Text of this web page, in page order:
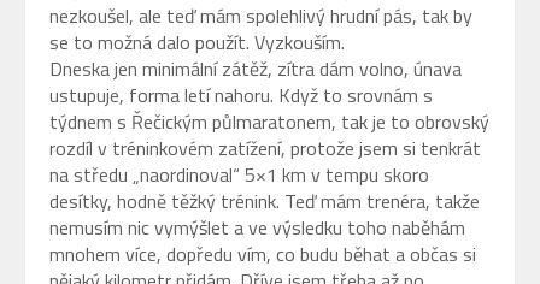
nezkoušel, ale teď mám spolehlivý hrudní pás, tak by
se to možná dalo použít. Vyzkouším.
Dneska jen minimální zátěž, zítra dám volno, únava
ustupuje, forma letí nahoru. Když to srovnám s
týdnem s Řečickým půlmaratonem, tak je to obrovský
rozdíl v tréninkovém zatížení, protože jsem si tenkrát
na středu „naordinoval“ 5×1 km v tempu skoro
desítky, hodně těžký trénink. Teď mám trenéra, takže
nemusím nic vymýšlet a ve výsledku toho naběhám
mnohem více, dopředu vím, co budu běhat a občas si